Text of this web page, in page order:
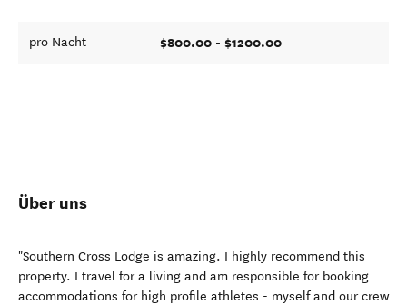
pro Nacht $800.00 - $1200.00
Über uns
"Southern Cross Lodge is amazing. I highly recommend this
property. I travel for a living and am responsible for booking
accommodations for high profile athletes - myself and our crew